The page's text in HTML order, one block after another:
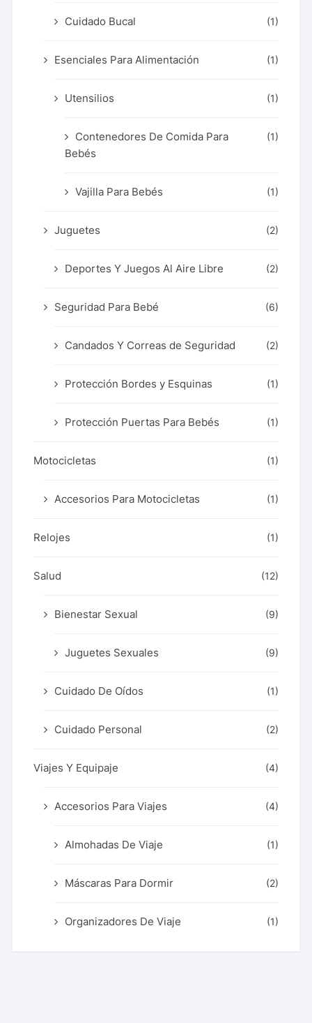
Cuidado Bucal (1)
Esenciales Para Alimentación (1)
Utensilios (1)
Contenedores De Comida Para
Bebés
(1)
Vajilla Para Bebés (1)
Juguetes (2)
Deportes Y Juegos Al Aire Libre (2)
Seguridad Para Bebé (6)
Candados Y Correas de Seguridad (2)
Protección Bordes y Esquinas (1)
Protección Puertas Para Bebés (1)
Motocicletas (1)
Accesorios Para Motocicletas (1)
Relojes (1)
Salud (12)
Bienestar Sexual (9)
Juguetes Sexuales (9)
Cuidado De Oídos (1)
Cuidado Personal (2)
Viajes Y Equipaje (4)
Accesorios Para Viajes (4)
Almohadas De Viaje (1)
Máscaras Para Dormir (2)
Organizadores De Viaje (1)